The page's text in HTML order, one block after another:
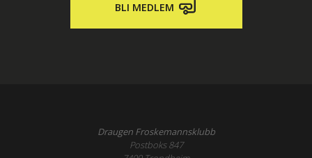
BLI MEDLEM
Draugen Froskemannsklubb
Postboks 847